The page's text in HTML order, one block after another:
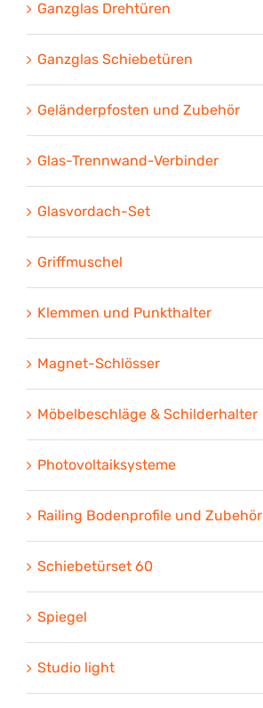
Ganzglas Drehtüren
Ganzglas Schiebetüren
Geländerpfosten und Zubehör
Glas-Trennwand-Verbinder
Glasvordach-Set
Griffmuschel
Klemmen und Punkthalter
Magnet-Schlösser
Möbelbeschläge & Schilderhalter
Photovoltaiksysteme
Railing Bodenprofile und Zubehör
Schiebetürset 60
Spiegel
Studio light